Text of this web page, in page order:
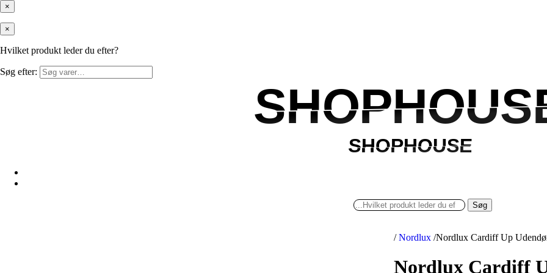
×
×
Hvilket produkt leder du efter?
Søg efter:
SHOPHOUSE
SHOPHOUSE
Søg
/ Nordlux /Nordlux Cardiff Up
Nordlux Cardiff